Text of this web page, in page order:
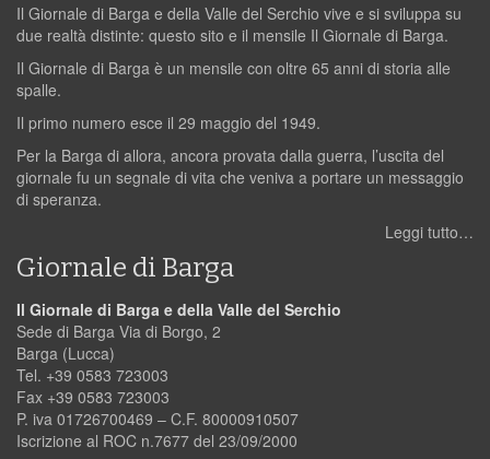
Il Giornale di Barga e della Valle del Serchio vive e si sviluppa su
due realtà distinte: questo sito e il mensile Il Giornale di Barga.
Il Giornale di Barga è un mensile con oltre 65 anni di storia alle
spalle.
Il primo numero esce il 29 maggio del 1949.
Per la Barga di allora, ancora provata dalla guerra, l’uscita del
giornale fu un segnale di vita che veniva a portare un messaggio
di speranza.
Leggi tutto…
Giornale di Barga
Il Giornale di Barga e della Valle del Serchio
Sede di Barga Via di Borgo, 2
Barga (Lucca)
Tel. +39 0583 723003
Fax +39 0583 723003
P. iva 01726700469 – C.F. 80000910507
Iscrizione al ROC n.7677 del 23/09/2000